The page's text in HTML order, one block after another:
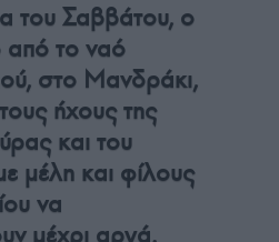
του Σαββάτου, ο
το ναό
στο Μανδράκι,
ήχους της
και του
μέλη και φίλους
να
μέχρι αργά.